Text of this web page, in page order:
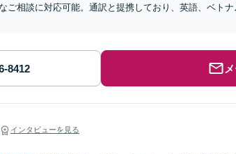
ご相談に対応可能。通訳と提携しており、英語、ベト
インタビューを見る